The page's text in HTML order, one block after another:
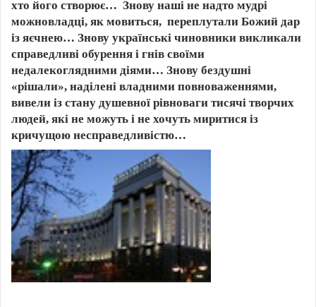
хто його створює… Знову наші не надто мудрі
можновладці, як мовиться, переплутали Божий дар
із яєчнею… Знову українські чиновники викликали
справедливі обурення і гнів своїми
недалекоглядними діями… Знову бездушні
«рішали», наділені владними повноваженнями,
вивели із стану душевної рівноваги тисячі творчих
людей, які не можуть і не хочуть миритися із
кричущою несправедливістю…